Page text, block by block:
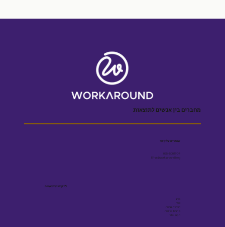
מחברים בין אנשים לתוצאות
שומרים על קשר
055-5001909
Efrat@workaround.blog
לינקים שימושיים
בלוג
ספר
הצהרת נגישות
מדיניות פרטיות
תקנון אתר